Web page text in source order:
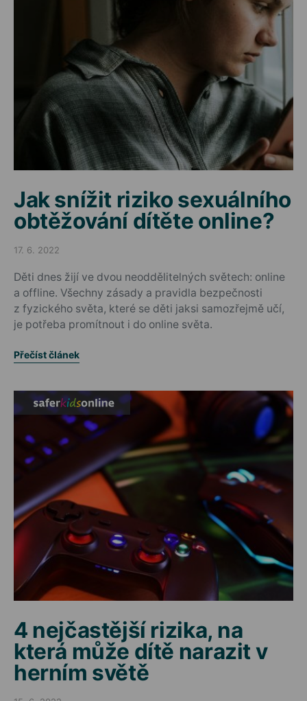
Jak snížit riziko sexuálního
obtěžování dítěte online?
Posted on
17. 6. 2022
Děti dnes žijí ve dvou neoddělitelných světech: online
a offline. Všechny zásady a pravidla bezpečnosti
z fyzického světa, které se děti jaksi samozřejmě učí,
je potřeba promítnout i do online světa.
Přečíst článek
4 nejčastější rizika, na
která může dítě narazit v
herním světě